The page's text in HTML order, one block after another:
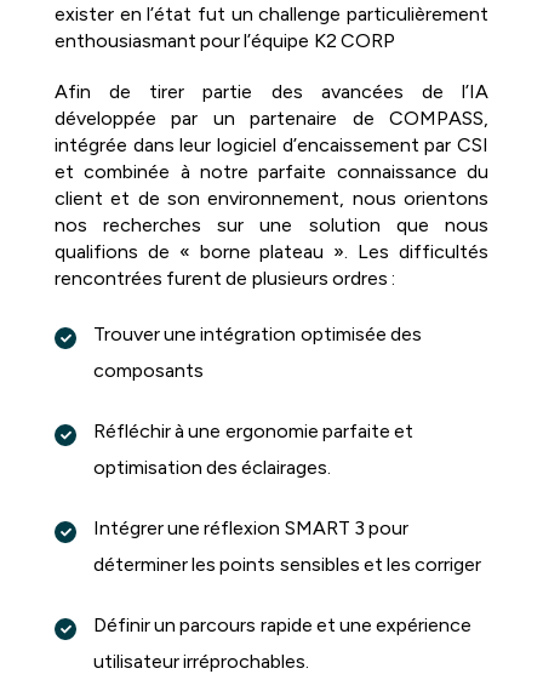
exister en l’état fut un challenge particulièrement
enthousiasmant pour l’équipe K2 CORP
Afin de tirer partie des avancées de l’IA
développée par un partenaire de COMPASS,
intégrée dans leur logiciel d’encaissement par CSI
et combinée à notre parfaite connaissance du
client et de son environnement, nous orientons
nos recherches sur une solution que nous
qualifions de « borne plateau ». Les difficultés
rencontrées furent de plusieurs ordres :
Trouver une intégration optimisée des
composants
Réfléchir à une ergonomie parfaite et
optimisation des éclairages.
Intégrer une réflexion SMART 3 pour
déterminer les points sensibles et les corriger
Définir un parcours rapide et une expérience
utilisateur irréprochables.